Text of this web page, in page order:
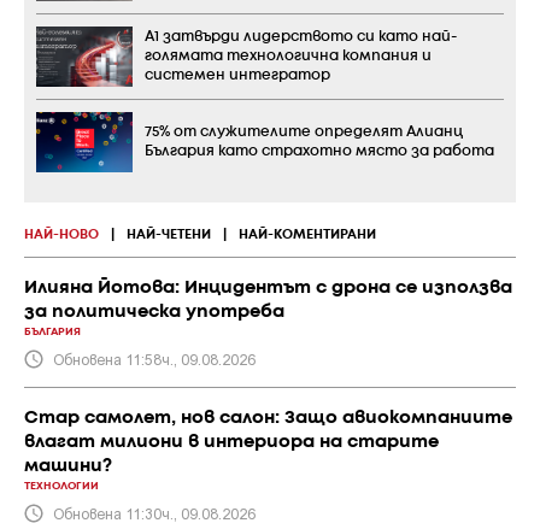
НАЙ-НОВО НАЙ-ЧЕТЕНИ НАЙ-КОМЕНТИРАНИ
Илияна Йотова: Инцидентът с дрона се използва
за политическа употреба
БЪЛГАРИЯ
Обновена 11:58ч., 09.08.2026
Стар самолет, нов салон: Защо авиокомпаниите
влагат милиони в интериора на старите
машини?
ТЕХНОЛОГИИ
Обновена 11:30ч., 09.08.2026
А1 затвърди лидерството си като най-
голямата технологична компания и
системен интегратор
75% от служителите определят Алианц
България като страхотно място за работа